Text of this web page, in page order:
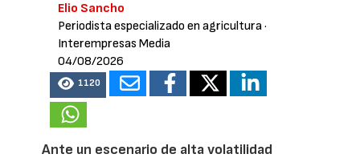
Elio Sancho
Periodista especializado en agricultura·
Interempresas Media
04/08/2026
1120
Ante un escenario de alta volatilidad